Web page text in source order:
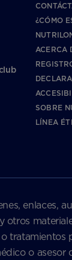
¿CÓMO
ACERCA
SOBRE
LÍNEA
enlaces,
o